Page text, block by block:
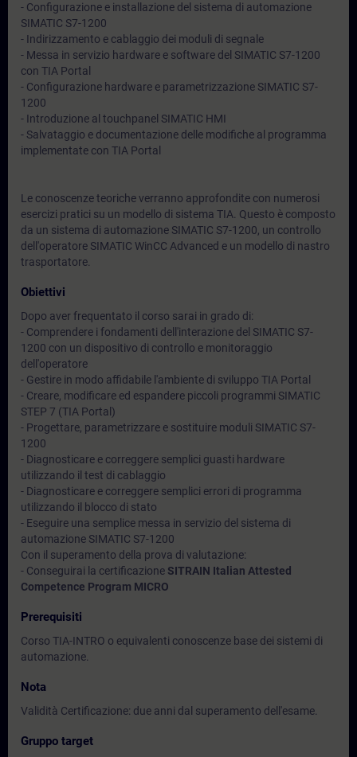
- Configurazione e installazione del sistema di automazione
SIMATIC S7-1200
- Indirizzamento e cablaggio dei moduli di segnale
- Messa in servizio hardware e software del SIMATIC S7-1200
con TIA Portal
- Configurazione hardware e parametrizzazione SIMATIC S7-
1200
- Introduzione al touchpanel SIMATIC HMI
- Salvataggio e documentazione delle modifiche al programma
implementate con TIA Portal
Le conoscenze teoriche verranno approfondite con numerosi
esercizi pratici su un modello di sistema TIA. Questo è composto
da un sistema di automazione SIMATIC S7-1200, un controllo
dell'operatore SIMATIC WinCC Advanced e un modello di nastro
trasportatore.
Obiettivi
Dopo aver frequentato il corso sarai in grado di:
- Comprendere i fondamenti dell'interazione del SIMATIC S7-
1200 con un dispositivo di controllo e monitoraggio
dell'operatore
- Gestire in modo affidabile l'ambiente di sviluppo TIA Portal
- Creare, modificare ed espandere piccoli programmi SIMATIC
STEP 7 (TIA Portal)
- Progettare, parametrizzare e sostituire moduli SIMATIC S7-
1200
- Diagnosticare e correggere semplici guasti hardware
utilizzando il test di cablaggio
- Diagnosticare e correggere semplici errori di programma
utilizzando il blocco di stato
- Eseguire una semplice messa in servizio del sistema di
automazione SIMATIC S7-1200
Con il superamento della prova di valutazione:
- Conseguirai la certificazione SITRAIN Italian Attested
Competence Program MICRO
Prerequisiti
Corso TIA-INTRO o equivalenti conoscenze base dei sistemi di
automazione.
Nota
Validità Certificazione: due anni dal superamento dell'esame.
Gruppo target